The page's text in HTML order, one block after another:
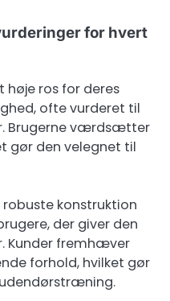
for hvert
høje ros for deres
ofte vurderet til
Brugerne værdsætter
gør den velegnet til
konstruktion
der giver den
Kunder fremhæver
forhold, hvilket gør